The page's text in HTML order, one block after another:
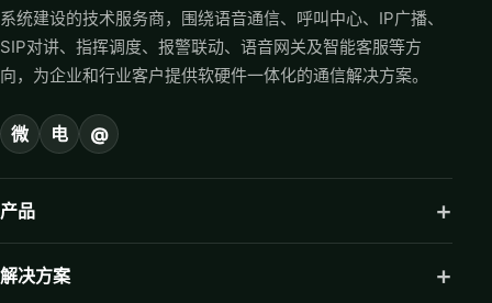
系统建设的技术服务商，围绕语音通信、呼叫中心、IP广播、
SIP对讲、指挥调度、报警联动、语音网关及智能客服等方
向，为企业和行业客户提供软硬件一体化的通信解决方案。
微 电 @
产品
解决方案